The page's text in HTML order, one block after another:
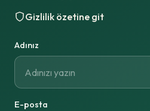
Gizlilik özetine git
Adınız
E-posta